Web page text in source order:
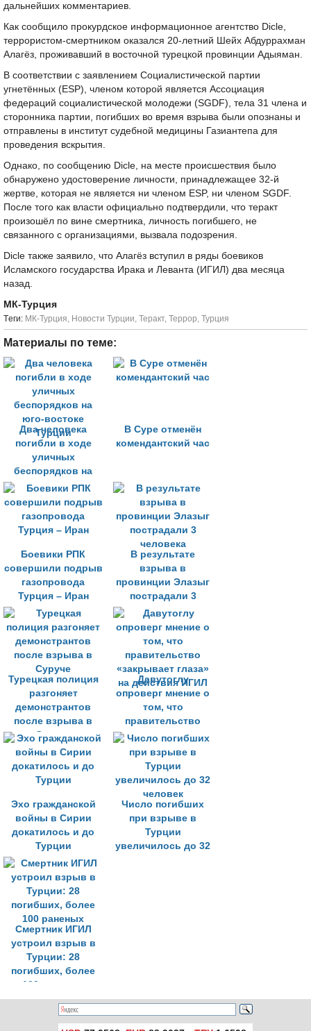
дальнейших комментариев.
Как сообщило прокурдское информационное агентство Dicle,
террористом-смертником оказался 20-летний Шейх Абдуррахман
Алагёз, проживавший в восточной турецкой провинции Адыяман.
В соответствии с заявлением Социалистической партии
угнетённых (ESP), членом которой является Ассоциация
федераций социалистической молодежи (SGDF), тела 31 члена и
сторонника партии, погибших во время взрыва были опознаны и
отправлены в институт судебной медицины Газиантепа для
проведения вскрытия.
Однако, по сообщению Dicle, на месте происшествия было
обнаружено удостоверение личности, принадлежащее 32-й
жертве, которая не является ни членом ESP, ни членом SGDF.
После того как власти официально подтвердили, что теракт
произошёл по вине смертника, личность погибшего, не
связанного с организациями, вызвала подозрения.
Dicle также заявило, что Алагёз вступил в ряды боевиков
Исламского государства Ирака и Леванта (ИГИЛ) два месяца
назад.
МК-Турция
Tеги: МК-Турция, Новости Турции, Теракт, Террор, Турция
Материалы по теме:
Два человека
погибли в ходе
уличных
беспорядков на
юго-востоке
Турции
В Суре отменён
комендантский час
Боевики РПК
совершили подрыв
газопровода
Турция – Иран
В результате
взрыва в
провинции Элазыг
пострадали 3
человека
Турецкая полиция
разгоняет
демонстрантов
после взрыва в
Суруче
Давутоглу
опроверг мнение о
том, что
правительство
«закрывает глаза»
на действия ИГИЛ
Эхо гражданской
войны в Сирии
докатилось и до
Турции
Число погибших
при взрыве в
Турции
увеличилось до 32
Смертник ИГИЛ
устроил взрыв в
Турции: 28
погибших, более
100 раненых